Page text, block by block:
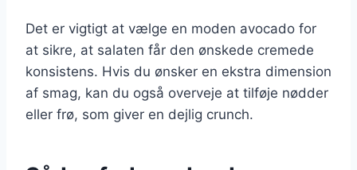
Det er vigtigt at vælge en moden avocado for
at sikre, at salaten får den ønskede cremede
konsistens. Hvis du ønsker en ekstra dimension
af smag, kan du også overveje at tilføje nødder
eller frø, som giver en dejlig crunch.